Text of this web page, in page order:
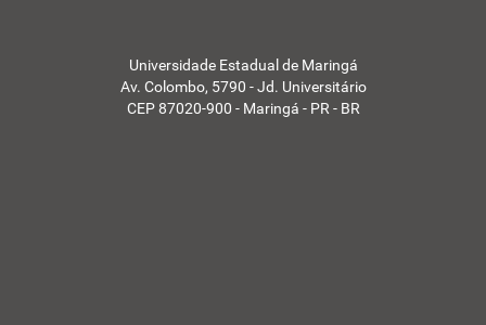
Universidade Estadual de Maringá
Av. Colombo, 5790 - Jd. Universitário
CEP 87020-900 - Maringá - PR - BR